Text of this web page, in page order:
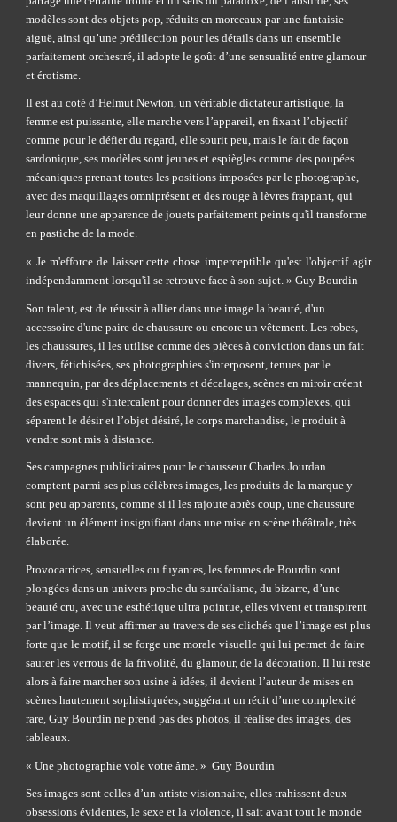
modèles sont des objets pop, réduits en morceaux par une fantaisie
aiguë, ainsi qu’une prédilection pour les détails dans un ensemble
parfaitement orchestré, il adopte le goût d’une sensualité entre glamour
et érotisme.
Il est au coté d’Helmut Newton, un véritable dictateur artistique, la
femme est puissante, elle marche vers l’appareil, en fixant l’objectif
comme pour le défier du regard, elle sourit peu, mais le fait de façon
sardonique, ses modèles sont jeunes et espiègles comme des poupées
mécaniques prenant toutes les positions imposées par le photographe,
avec des maquillages omniprésent et des rouge à lèvres frappant, qui
leur donne une apparence de jouets parfaitement peints qu'il transforme
en pastiche de la mode.
« Je m'efforce de laisser cette chose imperceptible qu'est l'objectif agir
indépendamment lorsqu'il se retrouve face à son sujet. » Guy Bourdin
Son talent, est de réussir à allier dans une image la beauté, d'un
accessoire d'une paire de chaussure ou encore un vêtement. Les robes,
les chaussures, il les utilise comme des pièces à conviction dans un fait
divers, fétichisées, ses photographies s'interposent, tenues par le
mannequin, par des déplacements et décalages, scènes en miroir créent
des espaces qui s'intercalent pour donner des images complexes, qui
séparent le désir et l’objet désiré, le corps marchandise, le produit à
vendre sont mis à distance.
Ses campagnes publicitaires pour le chausseur Charles Jourdan
comptent parmi ses plus célèbres images, les produits de la marque y
sont peu apparents, comme si il les rajoute après coup, une chaussure
devient un élément insignifiant dans une mise en scène théâtrale, très
élaborée.
Provocatrices, sensuelles ou fuyantes, les femmes de Bourdin sont
plongées dans un univers proche du surréalisme, du bizarre, d’une
beauté cru, avec une esthétique ultra pointue, elles vivent et transpirent
par l’image. Il veut affirmer au travers de ses clichés que l’image est plus
forte que le motif, il se forge une morale visuelle qui lui permet de faire
sauter les verrous de la frivolité, du glamour, de la décoration. Il lui reste
alors à faire marcher son usine à idées, il devient l’auteur de mises en
scènes hautement sophistiquées, suggérant un récit d’une complexité
rare, Guy Bourdin ne prend pas des photos, il réalise des images, des
tableaux.
« Une photographie vole votre âme. »  Guy Bourdin
Ses images sont celles d’un artiste visionnaire, elles trahissent deux
obsessions évidentes, le sexe et la violence, il sait avant tout le monde